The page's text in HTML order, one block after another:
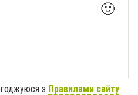
🙂
з Правилами сайту